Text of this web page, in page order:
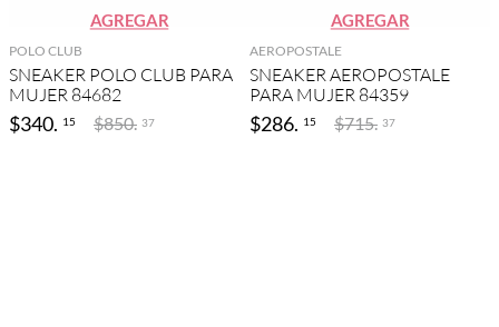
AGREGAR
POLO CLUB
SNEAKER POLO CLUB PARA
MUJER 84682
$340. 15 $850. 37
AGREGAR
AEROPOSTALE
SNEAKER AEROPOSTALE
PARA MUJER 84359
$286. 15 $715. 37